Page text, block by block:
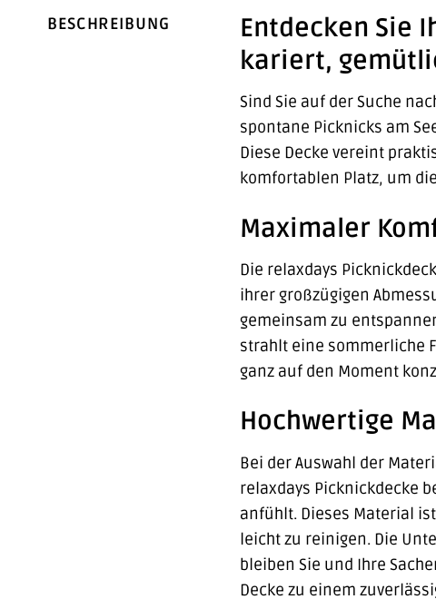
BESCHREIBUNG
Entdecken Sie
kariert,
Sind Sie auf der Suche
spontane Picknicks am
Diese Decke vereint
komfortablen Platz, um
Maximaler
Die relaxdays
ihrer großzügigen
gemeinsam zu
strahlt eine sommerliche
ganz auf den Moment
Hochwertige
Bei der Auswahl der
relaxdays Picknickdecke
anfühlt. Dieses Material
leicht zu reinigen. Die
bleiben Sie und Ihre
Decke zu einem